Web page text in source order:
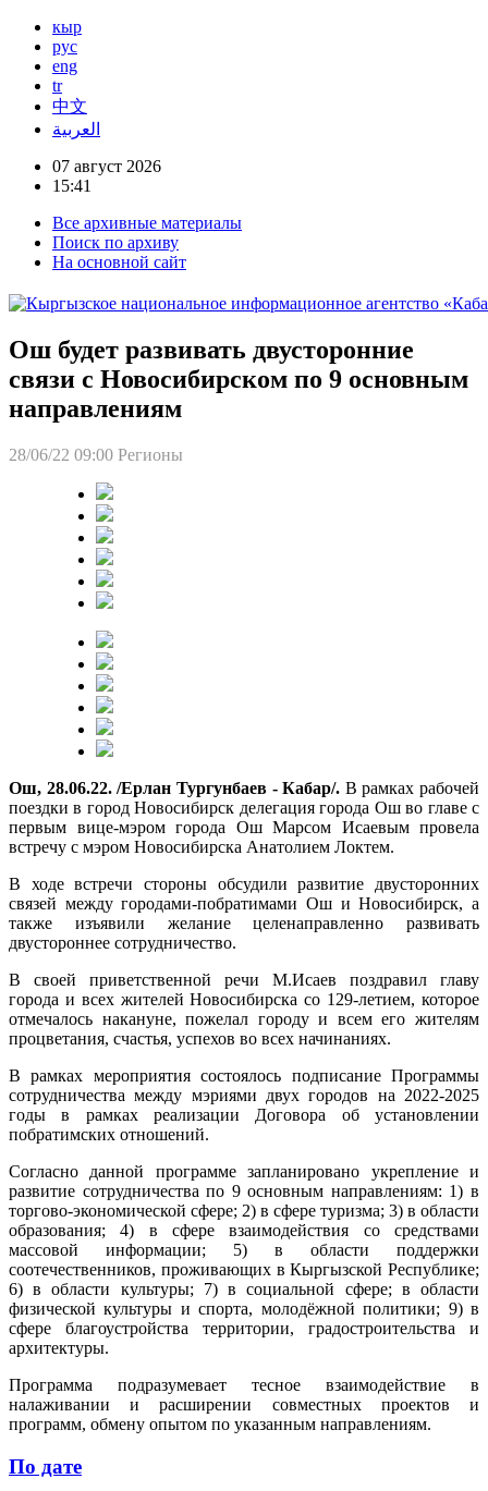
кыр
рус
eng
tr
中文
العربية
07 август 2026
15:41
Все архивные материалы
Поиск по архиву
На основной сайт
Ош будет развивать двусторонние
связи с Новосибирском по 9 основным
направлениям
28/06/22 09:00 Регионы
Ош, 28.06.22. /Ерлан Тургунбаев - Кабар/. В рамках рабочей
поездки в город Новосибирск делегация города Ош во главе с
первым вице-мэром города Ош Марсом Исаевым провела
встречу с мэром Новосибирска Анатолием Локтем.
В ходе встречи стороны обсудили развитие двусторонних
связей между городами-побратимами Ош и Новосибирск, а
также изъявили желание целенаправленно развивать
двустороннее сотрудничество.
В своей приветственной речи М.Исаев поздравил главу
города и всех жителей Новосибирска со 129-летием, которое
отмечалось накануне, пожелал городу и всем его жителям
процветания, счастья, успехов во всех начинаниях.
В рамках мероприятия состоялось подписание Программы
сотрудничества между мэриями двух городов на 2022-2025
годы в рамках реализации Договора об установлении
побратимских отношений.
Согласно данной программе запланировано укрепление и
развитие сотрудничества по 9 основным направлениям: 1) в
торгово-экономической сфере; 2) в сфере туризма; 3) в области
образования; 4) в сфере взаимодействия со средствами
массовой информации; 5) в области поддержки
соотечественников, проживающих в Кыргызской Республике;
6) в области культуры; 7) в социальной сфере; в области
физической культуры и спорта, молодёжной политики; 9) в
сфере благоустройства территории, градостроительства и
архитектуры.
Программа подразумевает тесное взаимодействие в
налаживании и расширении совместных проектов и
программ, обмену опытом по указанным направлениям.
По дате